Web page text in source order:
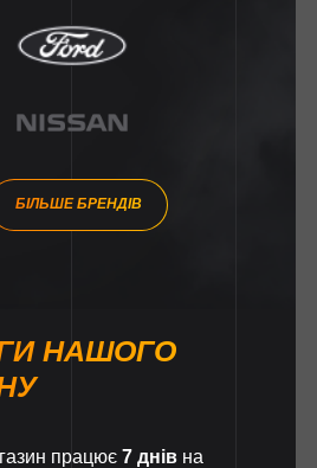
БІЛЬШЕ БРЕНДІВ
НАШОГО
працює 7 днів на